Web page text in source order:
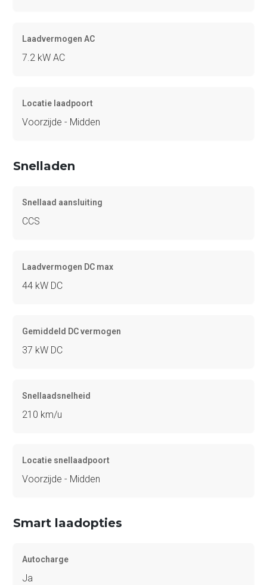
Laadvermogen AC
7.2 kW AC
Locatie laadpoort
Voorzijde - Midden
Snelladen
Snellaad aansluiting
CCS
Laadvermogen DC max
44 kW DC
Gemiddeld DC vermogen
37 kW DC
Snellaadsnelheid
210 km/u
Locatie snellaadpoort
Voorzijde - Midden
Smart laadopties
Autocharge
Ja